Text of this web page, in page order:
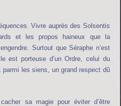
Vivre auprès des Solsentis
et les propos haineux que la
Surtout que Séraphe n’est
est porteuse d’un Ordre, celui du
les siens, un grand respect dû
sa magie pour éviter d’être